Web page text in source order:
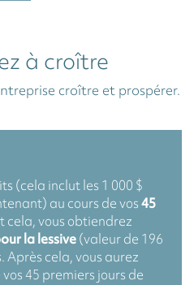
à croître
croître et prospérer.
(cela inclut les 1 000 $
au cours de vos45
cela, vous obtiendrez
la lessive(valeur de 196
Après cela, vous aurez
45 premiers jours de